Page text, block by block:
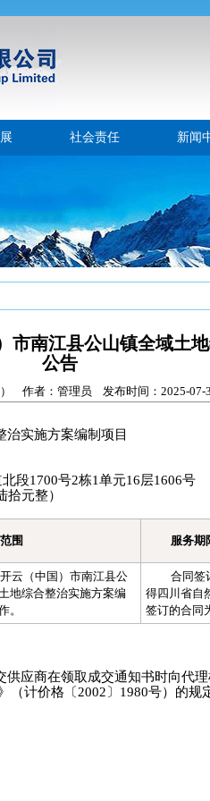
社会责任 新闻
南江县公山镇全域土
公告
） 作者：管理员 发布时间：2025-07-
实施方案编制项目
段1700号2栋1单元16层1606号
元整）
围 服务期
云（中国）市南江县公
地综合整治实施方案编
。
合同签
得四川省自
签订的合同
应商在领取成交通知书时向代
计价格〔2002〕1980号）的规